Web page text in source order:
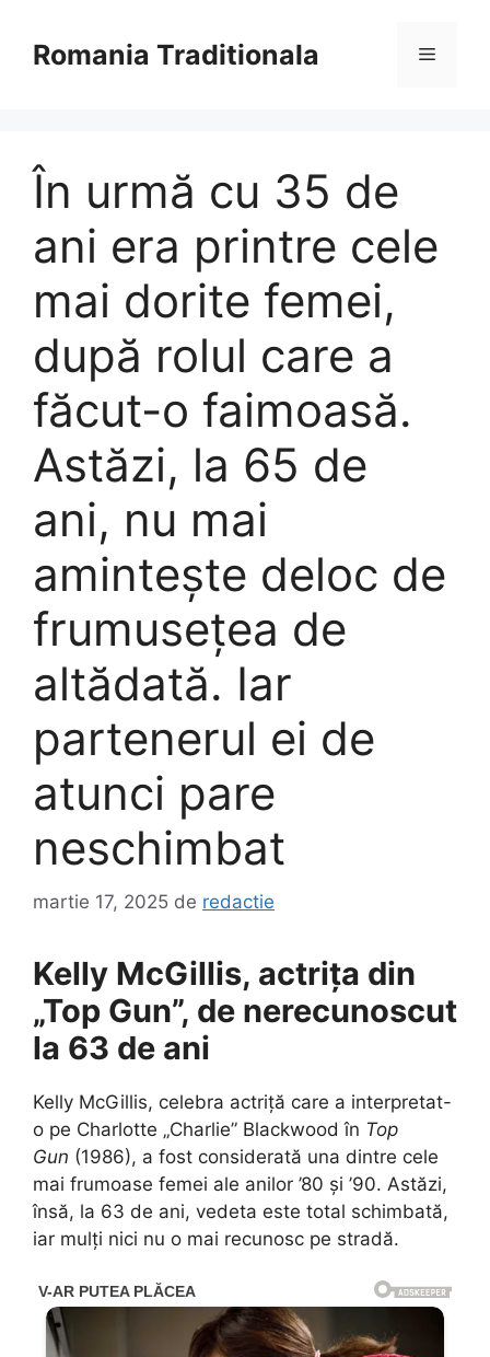
conținutRomania Traditionala Meniu
În urmă cu 35 de
ani era printre cele
mai dorite femei,
după rolul care a
făcut-o faimoasă.
Astăzi, la 65 de
ani, nu mai
amintește deloc de
frumusețea de
altădată. Iar
partenerul ei de
atunci pare
neschimbat
martie 17, 2025 de redactie
Kelly McGillis, actrița din
„Top Gun”, de nerecunoscut
la 63 de ani
Kelly McGillis, celebra actriță care a interpretat-
o pe Charlotte „Charlie” Blackwood în Top
Gun (1986), a fost considerată una dintre cele
mai frumoase femei ale anilor ’80 și ’90. Astăzi,
însă, la 63 de ani, vedeta este total schimbată,
iar mulți nici nu o mai recunosc pe stradă.